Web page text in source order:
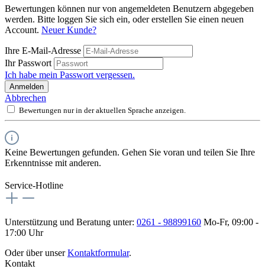
Bewertungen können nur von angemeldeten Benutzern abgegeben
werden. Bitte loggen Sie sich ein, oder erstellen Sie einen neuen
Account. Neuer Kunde?
Ihre E-Mail-Adresse
Ihr Passwort
Ich habe mein Passwort vergessen.
Anmelden
Abbrechen
Bewertungen nur in der aktuellen Sprache anzeigen.
Keine Bewertungen gefunden. Gehen Sie voran und teilen Sie Ihre
Erkenntnisse mit anderen.
Service-Hotline
Unterstützung und Beratung unter: 0261 - 98899160 Mo-Fr, 09:00 -
17:00 Uhr
Oder über unserKontaktformular.
Kontakt